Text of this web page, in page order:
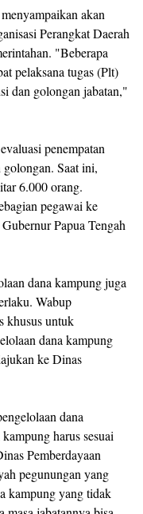
akan
Perangkat Daerah
"Beberapa
pelaksana tugas (Plt)
dan golongan jabatan,"
penempatan
golongan. Saat ini,
6.000 orang.
pegawai ke
Papua Tengah
dana kampung juga
Wabup
khusus untuk
dana kampung
ke Dinas
dana
harus sesuai
Pemberdayaan
pegunungan yang
kampung yang tidak